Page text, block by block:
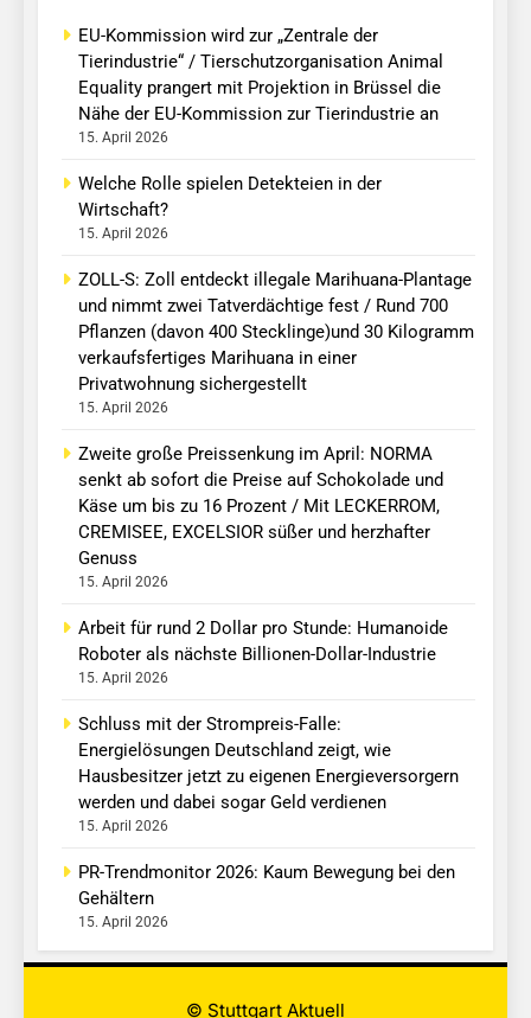
EU-Kommission wird zur „Zentrale der
Tierindustrie“ / Tierschutzorganisation Animal
Equality prangert mit Projektion in Brüssel die
Nähe der EU-Kommission zur Tierindustrie an
15. April 2026
Welche Rolle spielen Detekteien in der
Wirtschaft?
15. April 2026
ZOLL-S: Zoll entdeckt illegale Marihuana-Plantage
und nimmt zwei Tatverdächtige fest / Rund 700
Pflanzen (davon 400 Stecklinge)und 30 Kilogramm
verkaufsfertiges Marihuana in einer
Privatwohnung sichergestellt
15. April 2026
Zweite große Preissenkung im April: NORMA
senkt ab sofort die Preise auf Schokolade und
Käse um bis zu 16 Prozent / Mit LECKERROM,
CREMISEE, EXCELSIOR süßer und herzhafter
Genuss
15. April 2026
Arbeit für rund 2 Dollar pro Stunde: Humanoide
Roboter als nächste Billionen-Dollar-Industrie
15. April 2026
Schluss mit der Strompreis-Falle:
Energielösungen Deutschland zeigt, wie
Hausbesitzer jetzt zu eigenen Energieversorgern
werden und dabei sogar Geld verdienen
15. April 2026
PR-Trendmonitor 2026: Kaum Bewegung bei den
Gehältern
15. April 2026
© Stuttgart Aktuell